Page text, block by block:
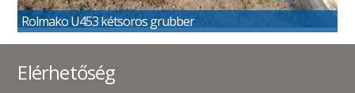
Rolmako U453 kétsoros grubber
Elérhetőség